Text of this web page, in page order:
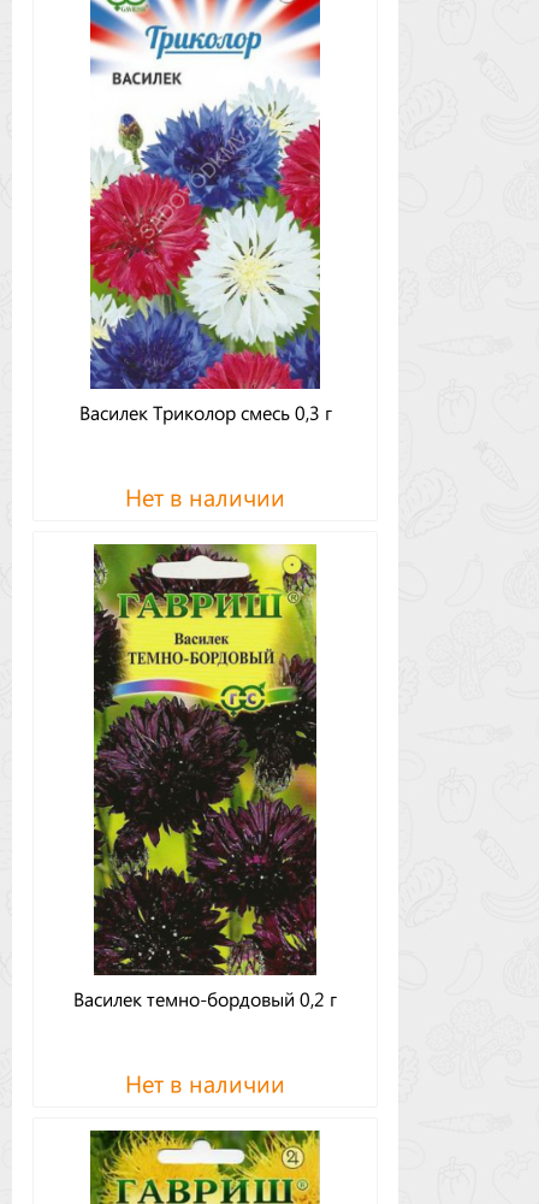
Василек Триколор смесь 0,3 г
Нет в наличии
Василек темно-бордовый 0,2 г
Нет в наличии